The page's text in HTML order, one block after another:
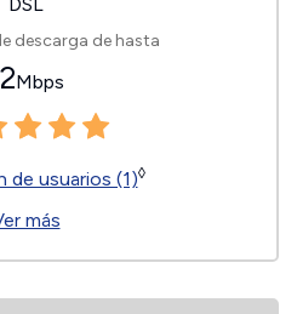
descarga de hasta
Mbps
de usuarios (1)◊
más